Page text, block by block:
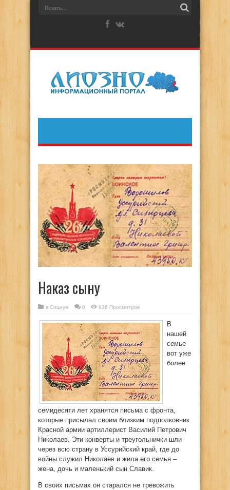
Наказ сыну
в Социум 0 936 Просмотров
В
нашей
семье
вот уже
более
семидесяти лет хранятся письма с фронта,
которые присылал своим близким подполковник
Красной армии артиллерист Василий Петрович
Николаев. Эти конверты и треугольнички шли
через всю страну в Уссурийский край, где до
войны служил Николаев и жила его семья –
жена, дочь и маленький сын Славик.
В своих письмах он старался не тревожить